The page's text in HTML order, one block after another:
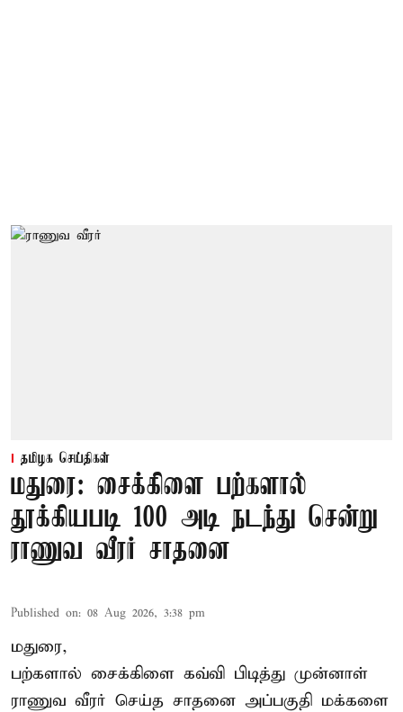
தமிழக செய்திகள்
மதுரை: சைக்கிளை பற்களால்
தூக்கியபடி 100 அடி நடந்து சென்று
ராணுவ வீரர் சாதனை
Published on: 08 Aug 2026, 3:38 pm
மதுரை,
பற்களால் சைக்கிளை கவ்வி பிடித்து முன்னாள்
ராணுவ வீரர் செய்த சாதனை அப்பகுதி மக்களை